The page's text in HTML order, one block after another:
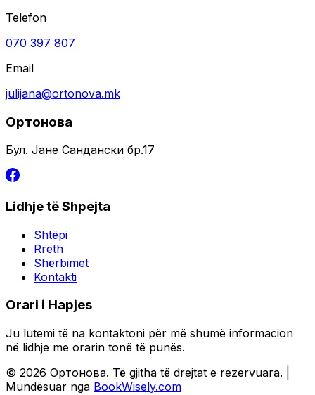
Telefon
070 397 807
Email
julijana@ortonova.mk
Ортонова
Бул. Јане Сандански бр.17
Lidhje të Shpejta
Shtëpi
Rreth
Shërbimet
Kontakti
Orari i Hapjes
Ju lutemi të na kontaktoni për më shumë informacion
në lidhje me orarin tonë të punës.
© 2026 Ортонова. Të gjitha të drejtat e rezervuara. |
Mundësuar nga BookWisely.com